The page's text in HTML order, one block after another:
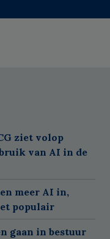
ziet volop
van AI in de
meer AI in,
populair
gaan in bestuur